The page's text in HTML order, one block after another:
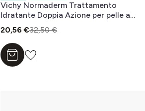
Vichy Normaderm Trattamento
Idratante Doppia Azione per pelle a
tendenza acneica 50 ml
20,56 €32,50 €
Aggiungi al carrello